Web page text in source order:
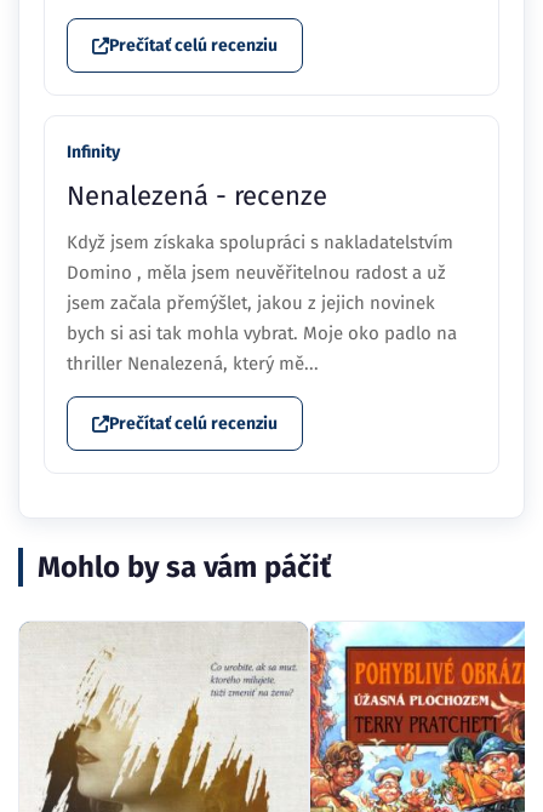
Prečítať celú recenziu
Infinity
Nenalezená - recenze
Když jsem získaka spolupráci s nakladatelstvím
Domino , měla jsem neuvěřitelnou radost a už
jsem začala přemýšlet, jakou z jejich novinek
bych si asi tak mohla vybrat. Moje oko padlo na
thriller Nenalezená, který mě...
Prečítať celú recenziu
Mohlo by sa vám páčiť